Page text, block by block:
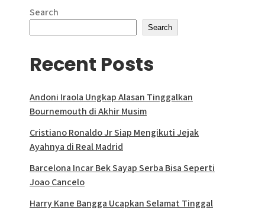
Search
Search
Recent Posts
Andoni Iraola Ungkap Alasan Tinggalkan
Bournemouth di Akhir Musim
Cristiano Ronaldo Jr Siap Mengikuti Jejak
Ayahnya di Real Madrid
Barcelona Incar Bek Sayap Serba Bisa Seperti
Joao Cancelo
Harry Kane Bangga Ucapkan Selamat Tinggal